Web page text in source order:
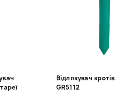
Відлякувач
GR5112